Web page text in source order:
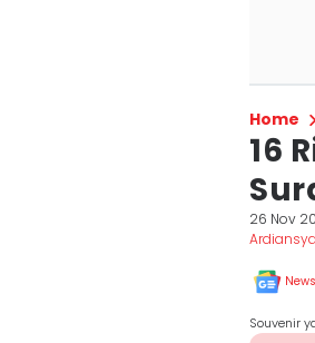
Home
16
26 Nov
News
Souvenir